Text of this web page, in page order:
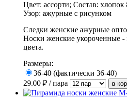
Цвет: ассорти; Состав:
Узор: ажурные с рисунком
Следки женские ажурные
Носки женские укороченные -
цвета.
Размеры:
36-40 (фактически 36-40)
29.00 ₽ / пара